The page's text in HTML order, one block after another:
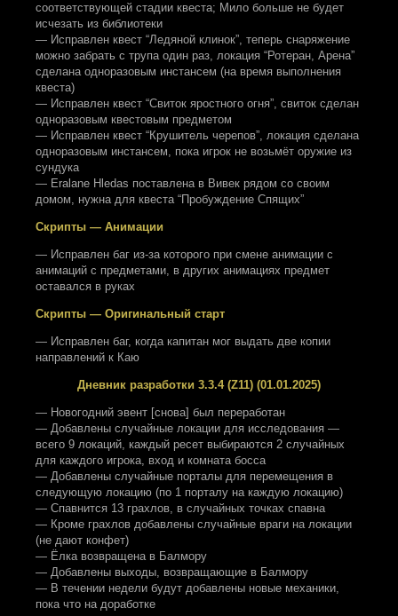
соответствующей стадии квеста; Мило больше не будет
исчезать из библиотеки
— Исправлен квест “Ледяной клинок”, теперь снаряжение
можно забрать с трупа один раз, локация “Ротеран, Арена”
сделана одноразовым инстансем (на время выполнения
квеста)
— Исправлен квест “Свиток яростного огня”, свиток сделан
одноразовым квестовым предметом
— Исправлен квест “Крушитель черепов”, локация сделана
одноразовым инстансем, пока игрок не возьмёт оружие из
сундука
— Eralane Hledas поставлена в Вивек рядом со своим
домом, нужна для квеста “Пробуждение Спящих”
Скрипты — Анимации
— Исправлен баг из-за которого при смене анимации с
анимаций с предметами, в других анимациях предмет
оставался в руках
Скрипты — Оригинальный старт
— Исправлен баг, когда капитан мог выдать две копии
направлений к Каю
Дневник разработки 3.3.4 (Z11) (01.01.2025)
— Новогодний эвент [снова] был переработан
— Добавлены случайные локации для исследования —
всего 9 локаций, каждый ресет выбираются 2 случайных
для каждого игрока, вход и комната босса
— Добавлены случайные порталы для перемещения в
следующую локацию (по 1 порталу на каждую локацию)
— Спавнится 13 грахлов, в случайных точках спавна
— Кроме грахлов добавлены случайные враги на локации
(не дают конфет)
— Ёлка возвращена в Балмору
— Добавлены выходы, возвращающие в Балмору
— В течении недели будут добавлены новые механики,
пока что на доработке